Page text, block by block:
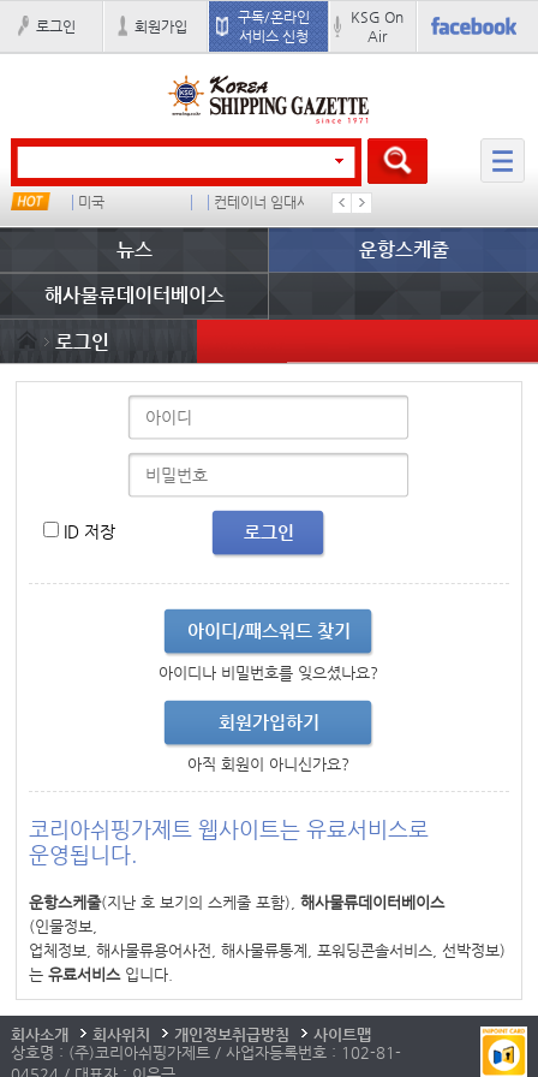
로그인 회원가입
구독/온라인
서비스 신청
KSG On
Air
미국 컨테이너 임대사 석도
뉴스 운항스케줄
해사물류데이터베이스
로그인
로그인
ID 저장
아이디/패스워드 찾기
아이디나 비밀번호를 잊으셨나요?
회원가입하기
아직 회원이 아니신가요?
코리아쉬핑가제트 웹사이트는 유료서비스로
운영됩니다.
운항스케줄(지난 호 보기의 스케줄 포함),해사물류데이터베이스
(인물정보,
업체정보, 해사물류용어사전, 해사물류통계, 포워딩콘솔서비스, 선박정보)
는유료서비스입니다.
회사소개 회사위치 개인정보취급방침
사이트맵
상호명 : (주)코리아쉬핑가제트 / 사업자등록번호 : 102-81-